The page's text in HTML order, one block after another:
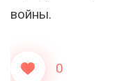
войны.
0